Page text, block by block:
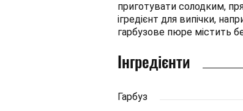
приготувати солодким,
ігредієнт для випічки,
гарбузове пюре містить
Інгредієнти
Гарбуз